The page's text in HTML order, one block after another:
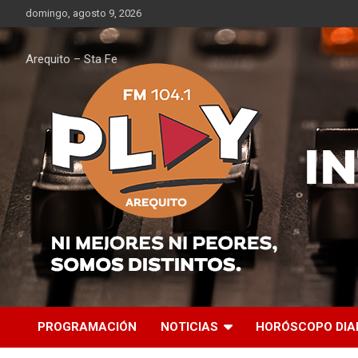
al
contenido
domingo, agosto 9, 2026
Arequito – Sta Fe
PROGRAMACIÓN NOTICIAS HORÓSCOPO